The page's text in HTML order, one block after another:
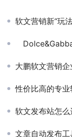
软文营销新“玩
大鹏软文营销
性价比高的专业软
软文发布站怎么
文章自动发布